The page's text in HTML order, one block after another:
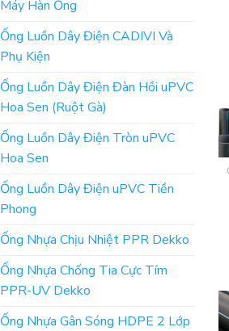
Máy Hàn Ống
Ống Luồn Dây Điện CADIVI Và
Phụ Kiện
Ống Luồn Dây Điện Đàn Hồi uPVC
Hoa Sen (Ruột Gà)
Ống Luồn Dây Điện Tròn uPVC
Hoa Sen
Ống Luồn Dây Điện uPVC Tiền
Phong
Ống Nhựa Chịu Nhiệt PPR Dekko
Ống Nhựa Chống Tia Cực Tím
PPR-UV Dekko
Ống Nhựa Gân Sóng HDPE 2 Lớp